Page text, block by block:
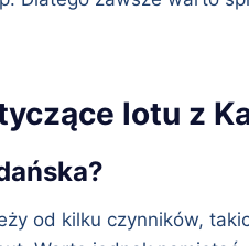
lotu z
od kilku czynników,